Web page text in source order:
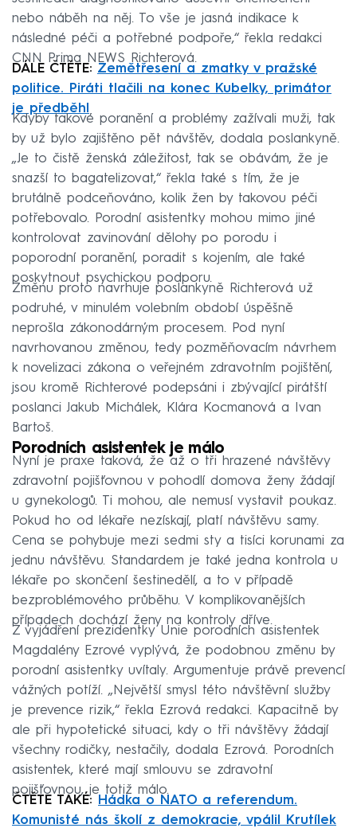
nebo náběh na něj. To vše je jasná indikace k
následné péči a potřebné podpoře,“ řekla redakci
CNN Prima NEWS Richterová.
DÁLE ČTĚTE: Zemětřesení a zmatky v pražské
politice. Piráti tlačili na konec Kubelky, primátor
je předběhl
Kdyby takové poranění a problémy zažívali muži, tak
by už bylo zajištěno pět návštěv, dodala poslankyně.
„Je to čistě ženská záležitost, tak se obávám, že je
snazší to bagatelizovat,“ řekla také s tím, že je
brutálně podceňováno, kolik žen by takovou péči
potřebovalo. Porodní asistentky mohou mimo jiné
kontrolovat zavinování dělohy po porodu i
poporodní poranění, poradit s kojením, ale také
poskytnout psychickou podporu.
Změnu proto navrhuje poslankyně Richterová už
podruhé, v minulém volebním období úspěšně
neprošla zákonodárným procesem. Pod nyní
navrhovanou změnou, tedy pozměňovacím návrhem
k novelizaci zákona o veřejném zdravotním pojištění,
jsou kromě Richterové podepsáni i zbývající pirátští
poslanci Jakub Michálek, Klára Kocmanová a Ivan
Bartoš.
Porodních asistentek je málo
Nyní je praxe taková, že až o tři hrazené návštěvy
zdravotní pojišťovnou v pohodlí domova ženy žádají
u gynekologů. Ti mohou, ale nemusí vystavit poukaz.
Pokud ho od lékaře nezískají, platí návštěvu samy.
Cena se pohybuje mezi sedmi sty a tisíci korunami za
jednu návštěvu. Standardem je také jedna kontrola u
lékaře po skončení šestinedělí, a to v případě
bezproblémového průběhu. V komplikovanějších
případech dochází ženy na kontroly dříve.
Z vyjádření prezidentky Unie porodních asistentek
Magdalény Ezrové vyplývá, že podobnou změnu by
porodní asistentky uvítaly. Argumentuje právě prevencí
vážných potíží. „Největší smysl této návštěvní služby
je prevence rizik,“ řekla Ezrová redakci. Kapacitně by
ale při hypotetické situaci, kdy o tři návštěvy žádají
všechny rodičky, nestačily, dodala Ezrová. Porodních
asistentek, které mají smlouvu se zdravotní
pojišťovnou, je totiž málo.
ČTĚTE TAKÉ:
Hádka o NATO a referendum.
Komunisté nás školí z demokracie, vpálil Krutílek